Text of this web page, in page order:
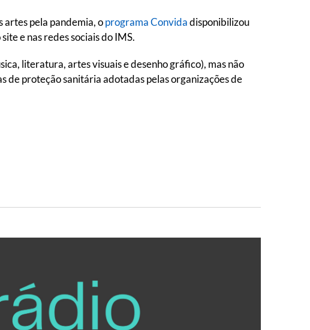
artes pela pandemia, oprograma Convidadisponibilizou
e nas redes sociais do IMS.
literatura, artes visuais e desenho gráfico), mas não
de proteção sanitária adotadas pelas organizações de